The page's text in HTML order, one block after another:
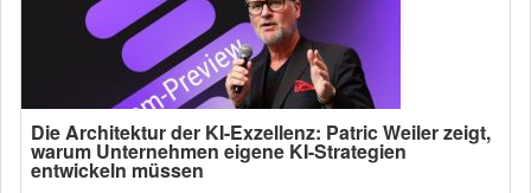
Die Architektur der KI-Exzellenz: Patric Weiler zeigt,
warum Unternehmen eigene KI-Strategien
entwickeln müssen